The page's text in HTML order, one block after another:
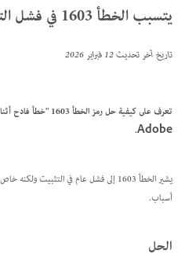
يتسبب الخطأ 1603 في فشل التثبيت
تاريخ آخر تحديث12 فبراير 2026
تعرف على كيفية حل رمز
Adobe.
يشير الخطأ 1603 إلى فشل عام في التثبيت
أسباب.
الحل